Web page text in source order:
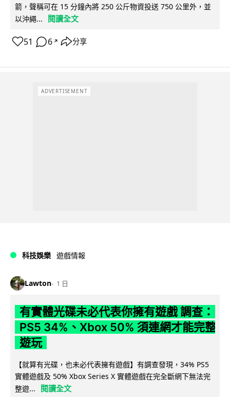
箭，聲稱可在 15 分鐘內將 250 公斤物資投送 750 公里外，並
以沖繩...
閱讀全文
51 6 ↗ 分享
ADVERTISEMENT
科技娛樂 遊戲情報
Lawton 1 日
有實體光碟未必代表你擁有遊戲 調查：
PS5 34%、Xbox 50% 須連網才能完整
遊玩
【就算有光碟，也未必代表擁有遊戲】有調查發現，34% PS5
實體遊戲及 50% Xbox Series X 實體遊戲在完全斷網下無法完
整遊...
閱讀全文